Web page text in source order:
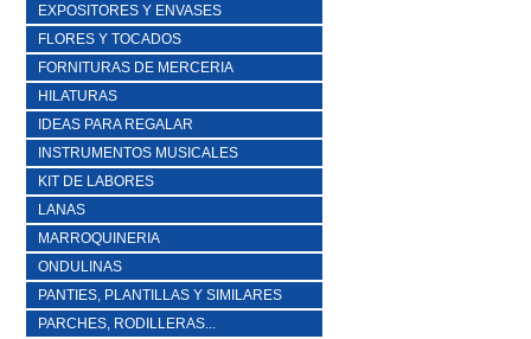
EXPOSITORES Y ENVASES
FLORES Y TOCADOS
FORNITURAS DE MERCERIA
HILATURAS
IDEAS PARA REGALAR
INSTRUMENTOS MUSICALES
KIT DE LABORES
LANAS
MARROQUINERIA
ONDULINAS
PANTIES, PLANTILLAS Y SIMILARES
PARCHES, RODILLERAS...